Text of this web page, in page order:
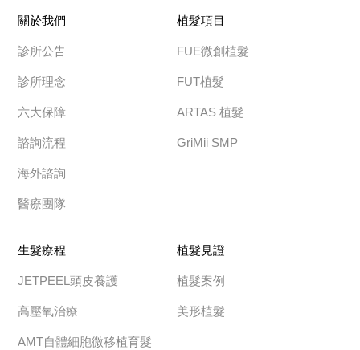
關於我們
診所公告
診所理念
六大保障
諮詢流程
海外諮詢
醫療團隊
植髮項目
FUE微創植髮
FUT植髮
ARTAS 植髮
GriMii SMP
生髮療程
JETPEEL頭皮養護
高壓氧治療
AMT自體細胞微移植育髮
植髮見證
植髮案例
美形植髮